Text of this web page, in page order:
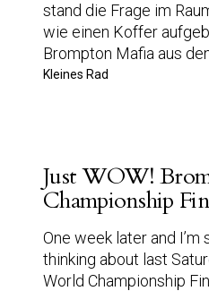
stand die Frage im
wie einen Koffer
Brompton Mafia aus
Kleines Rad
Just WOW!
Championship
One week later and
thinking about last
World Championship